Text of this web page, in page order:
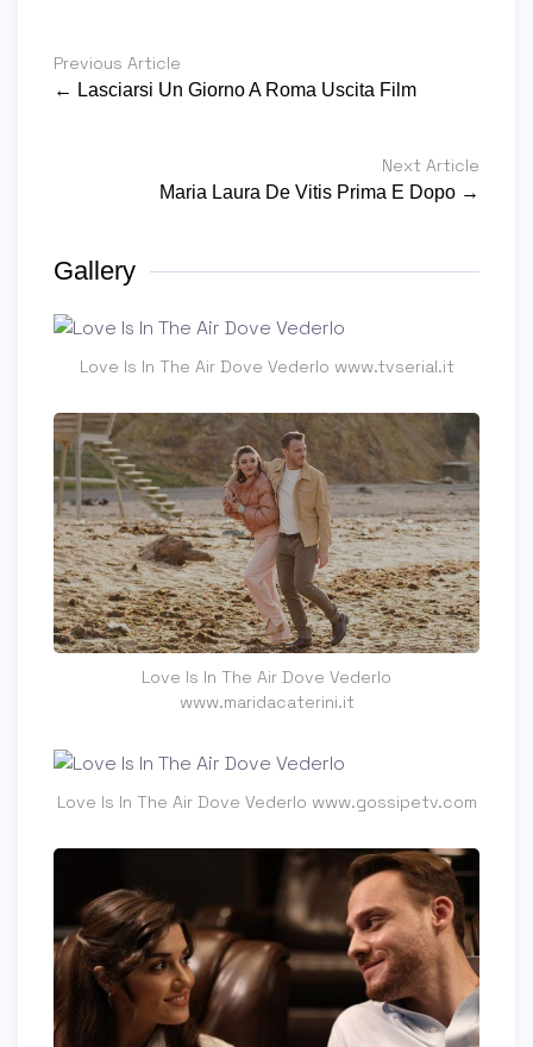
Previous Article
← Lasciarsi Un Giorno A Roma Uscita Film
Next Article
Maria Laura De Vitis Prima E Dopo →
Gallery
Love Is In The Air Dove Vederlo www.tvserial.it
Love Is In The Air Dove Vederlo
www.maridacaterini.it
Love Is In The Air Dove Vederlo www.gossipetv.com